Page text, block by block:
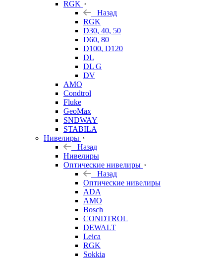
RGK
Назад
RGK
D30, 40, 50
D60, 80
D100, D120
DL
DL G
DV
AMO
Condtrol
Fluke
GeoMax
SNDWAY
STABILA
Нивелиры
Назад
Нивелиры
Оптические нивелиры
Назад
Оптические нивелиры
ADA
AMO
Bosch
CONDTROL
DEWALT
Leica
RGK
Sokkia